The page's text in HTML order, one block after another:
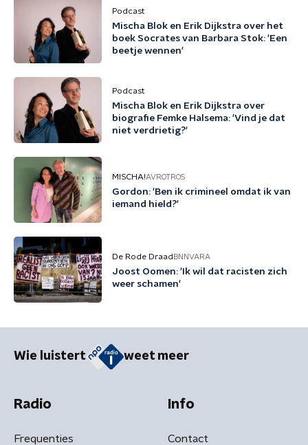
Podcast
Mischa Blok en Erik Dijkstra over het
boek Socrates van Barbara Stok: 'Een
beetje wennen'
Podcast
Mischa Blok en Erik Dijkstra over
biografie Femke Halsema: 'Vind je dat
niet verdrietig?'
MISCHA!AVROTROS
Gordon: 'Ben ik crimineel omdat ik van
iemand hield?'
De Rode Draad BNNVARA
Joost Oomen: 'Ik wil dat racisten zich
weer schamen'
Wie luistert weet meer
Radio
Frequenties
Info
Contact